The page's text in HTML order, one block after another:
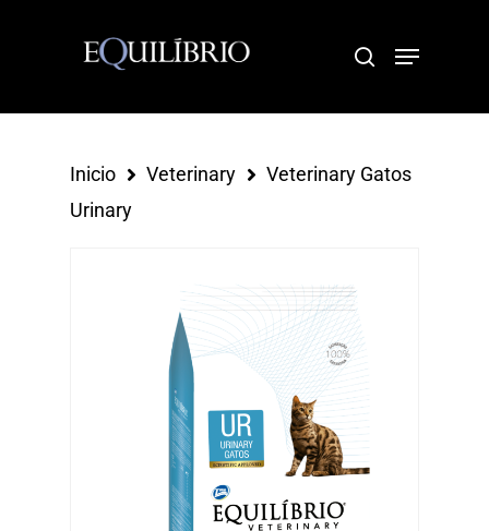
Inicio Veterinary
Veterinary Gatos
Urinary